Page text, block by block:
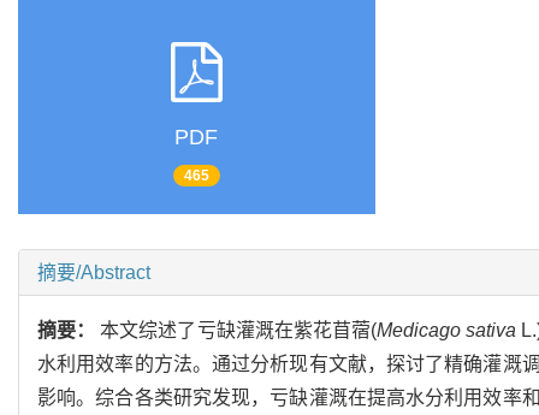
PDF
465
摘要/Abstract
摘要：本文综述了亏缺灌溉在紫花苜蓿(Medicago sativa
水利用效率的方法。通过分析现有文献，探讨了精确灌溉
影响。综合各类研究发现，亏缺灌溉在提高水分利用效率